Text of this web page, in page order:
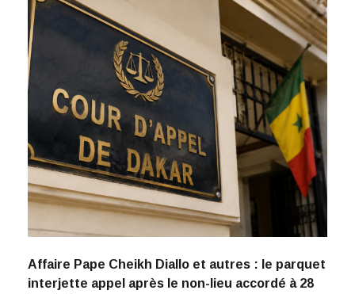
Affaire Pape Cheikh Diallo et autres : le parquet
interjette appel après le non-lieu accordé à 28